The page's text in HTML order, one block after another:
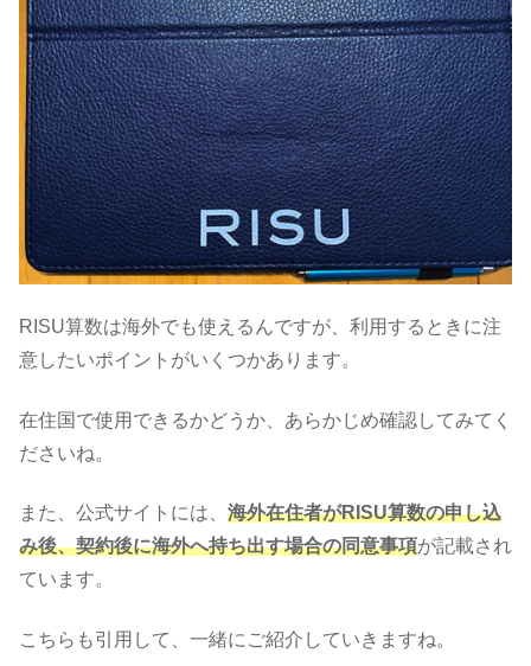
RISU算数は海外でも使えるんですが、利用するときに注
意したいポイントがいくつかあります。
在住国で使用できるかどうか、あらかじめ確認してみてく
ださいね。
また、公式サイトには、 海外在住者がRISU算数の申し込
み後、契約後に海外へ持ち出す場合の同意事項が記載され
ています。
こちらも引用して、一緒にご紹介していきますね。